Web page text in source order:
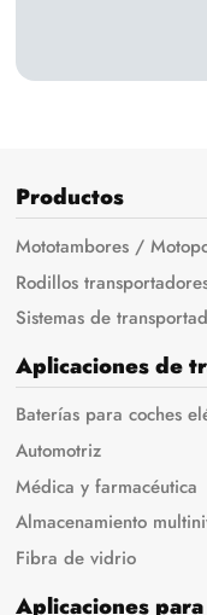
Productos
Mototambores /
Rodillos
Sistemas de
Aplicaciones de
Baterías para coches
Automotriz
Médica y farmacéutica
Almacenamiento
Fibra de vidrio
Aplicaciones